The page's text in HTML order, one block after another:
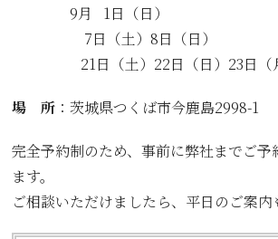
9月 1日（日）
7日（土）8日（日）
21日（土）22日（日）23日（
場 所：茨城県つくば市今鹿島2998-1
完全予約制のため、事前に弊社までご予
ます。
ご相談いただけましたら、平日のご案内